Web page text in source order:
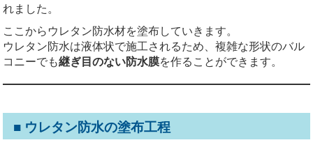
れました。
ここからウレタン防水材を塗布していきます。
ウレタン防水は液体状で施工されるため、複雑な形状のバル
コニーでも継ぎ目のない防水膜を作ることができます。
■ ウレタン防水の塗布工程